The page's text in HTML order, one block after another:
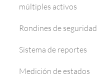
múltiples activos
Rondines de seguridad
Sistema de reportes
Medición de estados